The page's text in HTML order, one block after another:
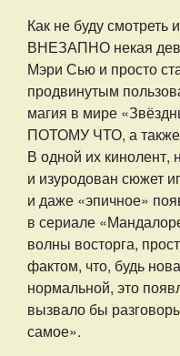
Как не буду смотреть
ВНЕЗАПНО некая
Мэри Сью и просто
продвинутым
магия в мире
ПОТОМУ ЧТО, а
В одной их кинолент,
и изуродован сюжет
и даже «эпичное»
в сериале
волны восторга,
фактом, что, будь
нормальной, это
вызвало бы
самое».